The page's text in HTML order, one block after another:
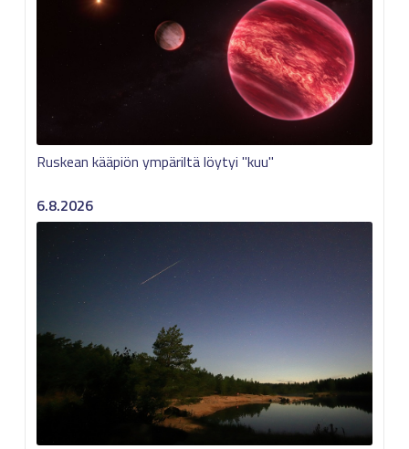
Ruskean kääpiön ympäriltä löytyi "kuu"
6.8.2026